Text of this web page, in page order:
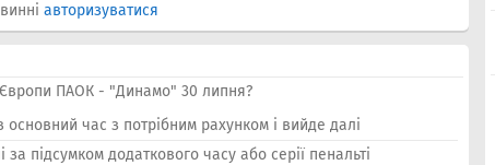
авторизуватися
ПАОК - "Динамо" 30 липня?
час з потрібним рахунком і вийде далі
підсумком додаткового часу або серії пенальті